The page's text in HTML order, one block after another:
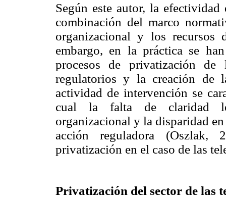
Según este autor, la
combinación del marco
organizacional y los recursos
embargo, en la práctica se
procesos de privatización
regulatorios y la creación de
actividad de intervención se
cual la falta de claridad
organizacional y la disparidad
acción reguladora
privatización en el caso de las
Privatización del sector de las